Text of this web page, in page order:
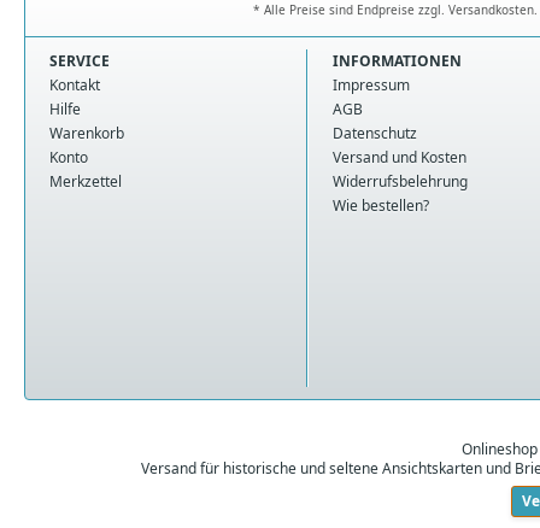
* Alle Preise sind Endpreise zzgl.
SERVICE
Kontakt
Hilfe
Warenkorb
Konto
Merkzettel
INFORMATIONEN
Impressum
AGB
Datenschutz
Versand und Kosten
Widerrufsbelehrung
Wie bestellen?
Versand für historische und seltene Ansichtskarten und